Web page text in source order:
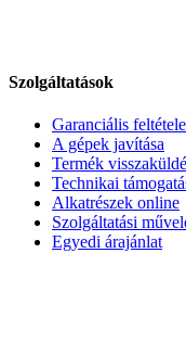
Szolgáltatások
Garanciális
A gépek javítása
Termék
Technikai
Alkatrészek online
Szolgáltatási
Egyedi árajánlat